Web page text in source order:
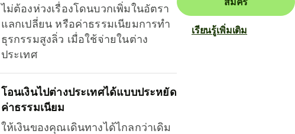
ไม่ต้องห่วงเรื่องโดนบวกเพิ่มในอัตรา
แลกเปลี่ยน หรือค่าธรรมเนียมการทำ
ธุรกรรมสูงลิ่ว เมื่อใช้จ่ายในต่าง
ประเทศ
โอนเงินไปต่างประเทศได้แบบประหยัด
ค่าธรรมเนียม
ให้เงินของคุณเดินทางได้ไกลกว่าเดิม
เรียนรู้เพิ่มเติม